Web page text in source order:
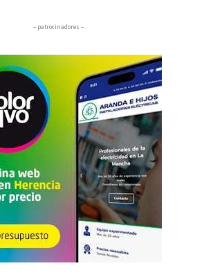
– patrocinadores –